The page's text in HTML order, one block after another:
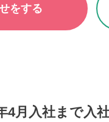
をする
4月入社まで入